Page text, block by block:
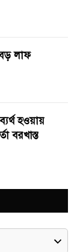
বড় লাফ
হওয়ায়
বরখাস্ত